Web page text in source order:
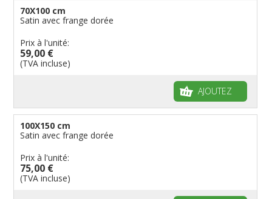
70X100 cm
Satin avec frange dorée
Prix à l'unité:
59,00 €
(TVA incluse)
AJOUTEZ
100X150 cm
Satin avec frange dorée
Prix à l'unité:
75,00 €
(TVA incluse)